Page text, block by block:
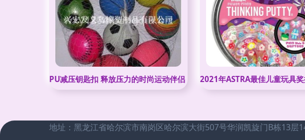
PU减压钥匙扣 释放压力的时尚运动伴侣 2021年ASTRA最佳儿童玩具
地址：黑龙江省哈尔滨市南岗区哈尔滨大街507号华润凯旋门B栋13层